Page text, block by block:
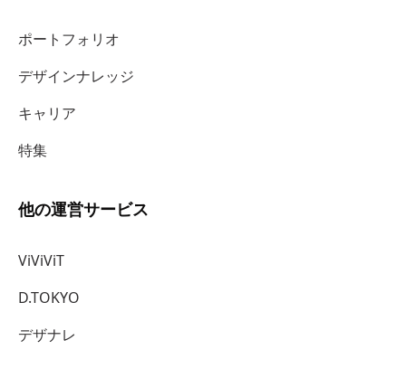
ポートフォリオ
デザインナレッジ
キャリア
特集
他の運営サービス
ViViViT
D.TOKYO
デザナレ